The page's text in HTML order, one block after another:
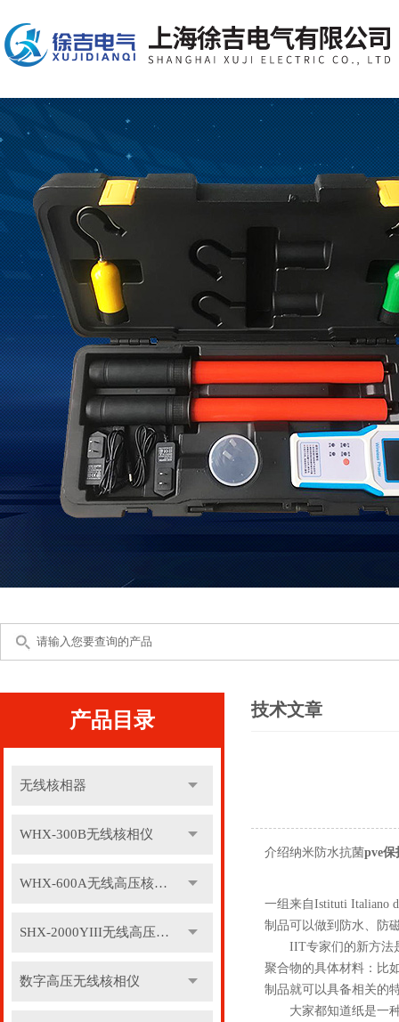
产品目录
无线核相器
WHX-300B无线核相仪
WHX-600A无线高压核相仪
SHX-2000YIII无线高压核相仪
数字高压无线核相仪
技术文章
介绍纳米防水抗菌pve保
一组来自Istituti Italiano
制品可以做到防水、防
IIT专家们的新方法是
聚合物的具体材料：比
制品就可以具备相关的
大家都知道纸是一种